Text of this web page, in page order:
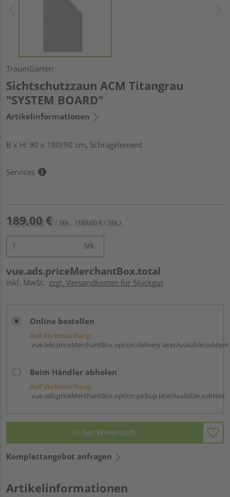
TraumGarten
Sichtschutzzaun ACM Titangrau
"SYSTEM BOARD"
Artikelinformationen
B x H: 90 x 180/90 cm, Schrägelement
Services
189,00 € / Stk. (189,00 € / Stk.)
Stk.
vue.ads.priceMerchantBox.total
inkl. MwSt. zzgl. Versandkosten für Stückgut
Online bestellen
Auf Vorbestellung:
vue.ads.priceMerchantBox.option.delivery.laterAvailable.subtext
Beim Händler abholen
Auf Vorbestellung:
vue.ads.priceMerchantBox.option.pickup.laterAvailable.subtext
In den Warenkorb
Komplettangebot anfragen
Artikelinformationen